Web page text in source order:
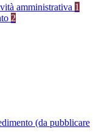
amministrativa 1
2
(da pubblicare